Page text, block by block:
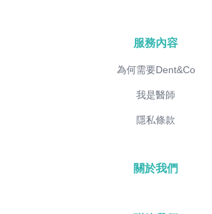
服務內容
為何需要Dent&Co
我是醫師
隱私條款
關於我們